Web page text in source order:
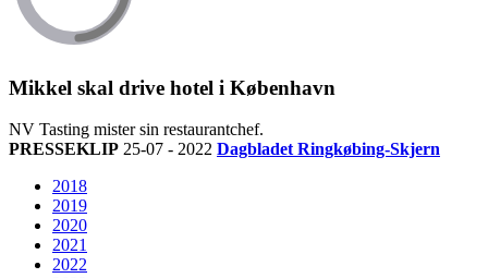
Mikkel skal drive hotel i København
NV Tasting mister sin restaurantchef.
PRESSEKLIP 25-07 - 2022 Dagbladet Ringkøbing-Skjern
2018
2019
2020
2021
2022